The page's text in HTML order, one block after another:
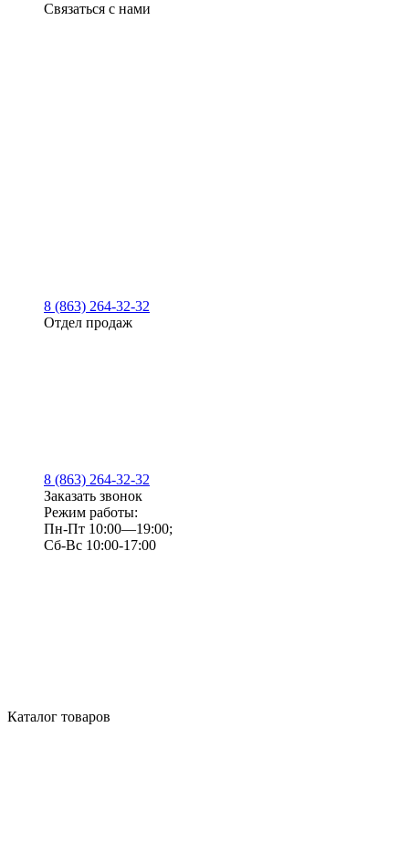
Связаться с нами
8 (863) 264-32-32
Отдел продаж
8 (863) 264-32-32
Заказать звонок
Режим работы:
Пн-Пт 10:00—19:00;
Сб-Вс 10:00-17:00
Каталог товаров